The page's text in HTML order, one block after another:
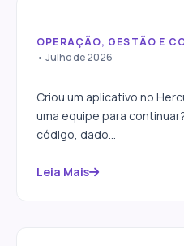
Como tirar
OPERAÇÃO, GESTÃO E
• Julho de 2026
Criou um aplicativo no
uma equipe para
código, dado...
Leia Mais